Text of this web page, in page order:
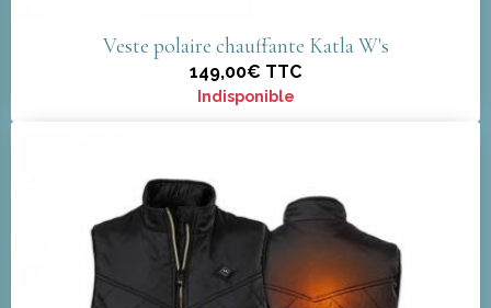
Veste polaire chauffante Katla W's
149,00€ TTC
Indisponible